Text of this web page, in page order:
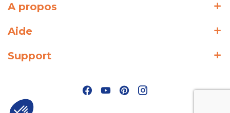
A propos
Aide
Support